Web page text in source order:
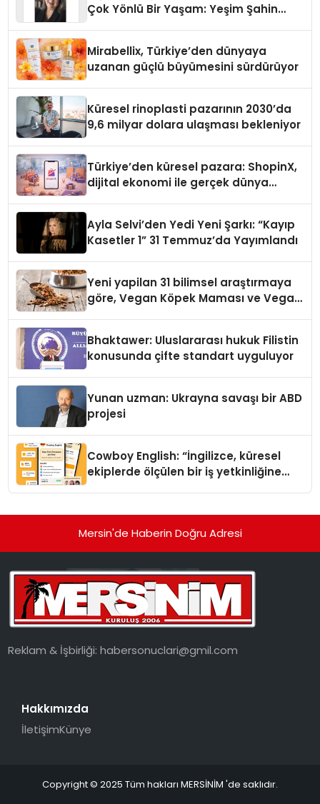
Çok Yönlü Bir Yaşam: Yeşim Şahin
Mirabellix, Türkiye’den dünyaya
uzanan güçlü büyümesini sürdürüyor
Küresel rinoplasti pazarının 2030’da
9,6 milyar dolara ulaşması bekleniyor
Türkiye’den küresel pazara: ShopinX,
dijital ekonomi ile gerçek dünya
Ayla Selvi’den Yedi Yeni Şarkı: “Kayıp
Kasetler 1” 31 Temmuz’da Yayımlandı
Yeni yapilan 31 bilimsel araştırmaya
göre, Vegan Köpek Maması ve Vegan
Bhaktawer: Uluslararası hukuk Filistin
konusunda çifte standart uyguluyor
Yunan uzman: Ukrayna savaşı bir ABD
projesi
Cowboy English: “İngilizce, küresel
ekiplerde ölçülen bir iş yetkinliğine
Mersin'de Haberin Doğru Adresi
Reklam & İşbirliği:habersonuclari@gmil.com
Hakkımızda
İletişimKünye
Copyright © 2025 Tüm hakları MERSİNİM 'de saklıdır.